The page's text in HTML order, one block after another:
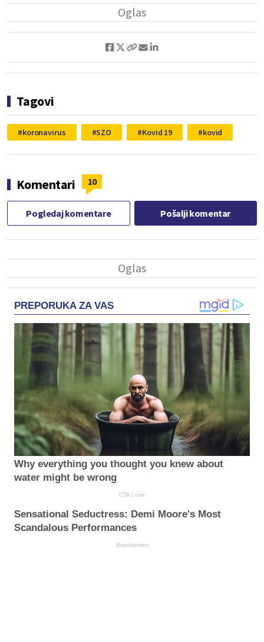
Tagovi
koronavirus SZO Kovid 19 kovid
Komentari 10
Pogledaj komentare Pošalji komentar
PREPORUKA ZA VAS
Why everything you thought you knew about
water might be wrong
CTA Love
Sensational Seductress: Demi Moore's Most
Scandalous Performances
Brainberries